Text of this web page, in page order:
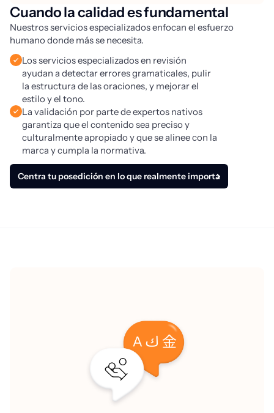
Cuando la calidad es fundamental
Nuestros servicios especializados enfocan el esfuerzo
humano donde más se necesita.
Los servicios especializados en revisión
ayudan a detectar errores gramaticales, pulir
la estructura de las oraciones, y mejorar el
estilo y el tono.
La validación por parte de expertos nativos
garantiza que el contenido sea preciso y
culturalmente apropiado y que se alinee con la
marca y cumpla la normativa.
Centra tu posedición en lo que realmente importa